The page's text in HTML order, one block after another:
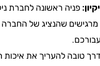
פניה ראשונה לחברת
שהנציג של החברה
טובה להעריך את איכות